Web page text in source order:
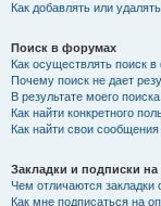
Как добавлять или
Поиск в форумах
Как осуществлять поиск
Почему поиск не дает
В результате моего
Как найти конкретного
Как найти свои
Закладки и подписки
Чем отличаются закладки
Как мне подписаться на